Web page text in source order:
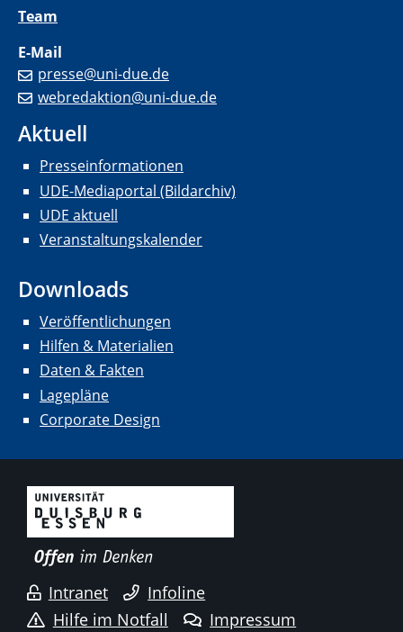
Team
E-Mail
presse@uni-due.de
webredaktion@uni-due.de
Aktuell
Presseinformationen
UDE-Mediaportal (Bildarchiv)
UDE aktuell
Veranstaltungskalender
Downloads
Veröffentlichungen
Hilfen & Materialien
Daten & Fakten
Lagepläne
Corporate Design
Intranet
Infoline
Hilfe im Notfall
Impressum